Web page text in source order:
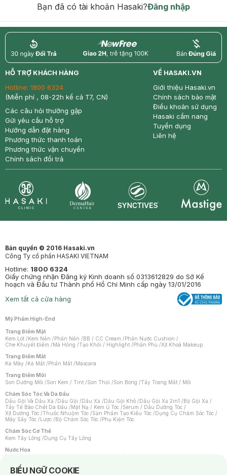
Bạn đã có tài khoản Hasaki?Đăng nhập
return nowfree price
HỖ TRỢ KHÁCH HÀNG
Hotline: 1800 6324
(Miễn phí , 08-22h kể cả T7, CN)
Các câu hỏi thường gặp
Gửi yêu cầu hỗ trợ
Hướng dẫn đặt hàng
Phương thức thanh toán
Phương thức vận chuyển
Chính sách đổi trả
VỀ HASAKI.VN
Giới thiệu Hasaki.vn
Chính sách bảo mật
Điều khoản sử dụng
Hasaki cẩm nang
Tuyển dụng
Liên hệ
Bản quyền © 2016 Hasaki.vn
Công Ty cổ phần HASAKI VIETNAM
Hotline: 1800 6324
Giấy chứng nhận Đăng ký Kinh doanh số 0313612829 do Sở Kế
hoạch và Đầu tư Thành phố Hồ Chí Minh cấp ngày 13/01/2016
Xem tất cả cửa hàng
Mỹ Phẩm High-End
Trang Điểm Mặt
Kem Lót /Kem Nền /Phấn Nền /BB / CC Cream /Phấn Nước Cushion /
Che Khuyết Điểm /Má Hồng /Tạo Khối / Highlight /Phấn Phủ /Xịt Khoá Makeup
Trang Điểm Mắt
Kẻ Mày /Kẻ Mắt /Phấn Mắt /Mascara
Trang Điểm Môi
Son Dưỡng Môi /Son Kem / Tint /Son Thỏi /Son Bóng /Tẩy Trang Mắt / Môi
Chăm Sóc Tóc Và Da Đầu
Dầu Gội Và Dầu Xả /Dầu Gội /Dầu Xả /Dầu Gội Khô /Dầu Gội Xả 2in1 /Bộ Gội Xả /
Tẩy Tế Bào Chết Da Đầu /Mặt Nạ / Kem Ủ Tóc /Serum / Dầu Dưỡng Tóc /
Xịt Dưỡng Tóc /Thuốc Nhuộm Tóc /Sản Phẩm Tạo Kiểu Tóc /Dụng Cụ Chăm Sóc Tóc /
Máy Sấy Tóc /Lược /Bộ Chăm Sóc Tóc /Phụ Kiện Tóc
Chăm Sóc Cơ Thể
Kem Tẩy Lông /Dụng Cụ Tẩy Lông
Nước Hoa
Nước Hoa Nữ
BIỂU NGỮ COOKIE
Notice about cookies usage